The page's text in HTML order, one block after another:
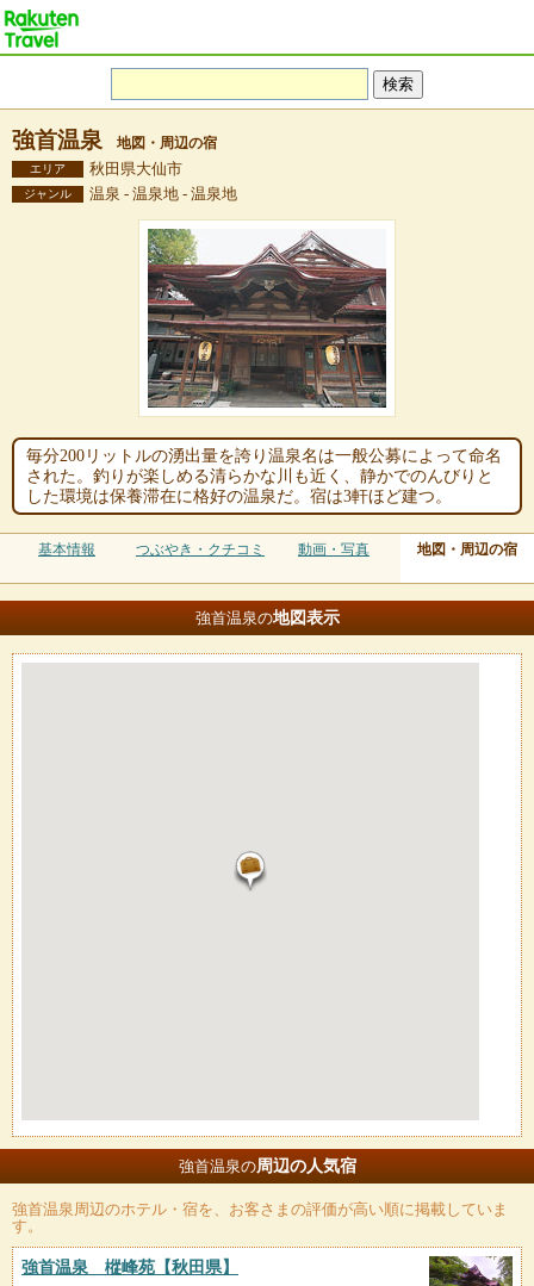
強首温泉 地図・周辺の宿
エリア 秋田県大仙市
ジャンル 温泉 - 温泉地 - 温泉地
毎分200リットルの湧出量を誇り温泉名は一般公募によって命名
された。釣りが楽しめる清らかな川も近く、静かでのんびりと
した環境は保養滞在に格好の温泉だ。宿は3軒ほど建つ。
基本情報 つぶやき・クチコミ 動画・写真 地図・周辺の宿
強首温泉の地図表示
強首温泉の周辺の人気宿
強首温泉周辺のホテル・宿を、お客さまの評価が高い順に掲載していま
す。
強首温泉 樅峰苑 【秋田県】